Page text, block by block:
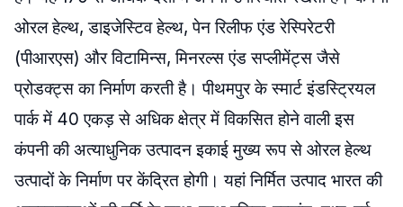
ओरल हेल्थ, डाइजेस्टिव हेल्थ, पेन रिलीफ एंड रेस्पिरेटरी
(पीआरएस) और विटामिन्स, मिनरल्स एंड सप्लीमेंट्स जैसे
प्रोडक्ट्स का निर्माण करती है। पीथमपुर के स्मार्ट इंडस्ट्रियल
पार्क में 40 एकड़ से अधिक क्षेत्र में विकसित होने वाली इस
कंपनी की अत्याधुनिक उत्पादन इकाई मुख्य रूप से ओरल हेल्थ
उत्पादों के निर्माण पर केंद्रित होगी। यहां निर्मित उत्पाद भारत की